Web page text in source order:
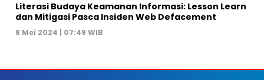
Literasi Budaya Keamanan Informasi: Lesson Learn
dan Mitigasi Pasca Insiden Web Defacement
8 Mei 2024 | 07:49 WIB